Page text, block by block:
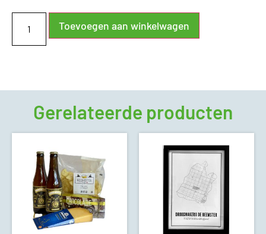
Toevoegen aan winkelwagen
Gerelateerde producten